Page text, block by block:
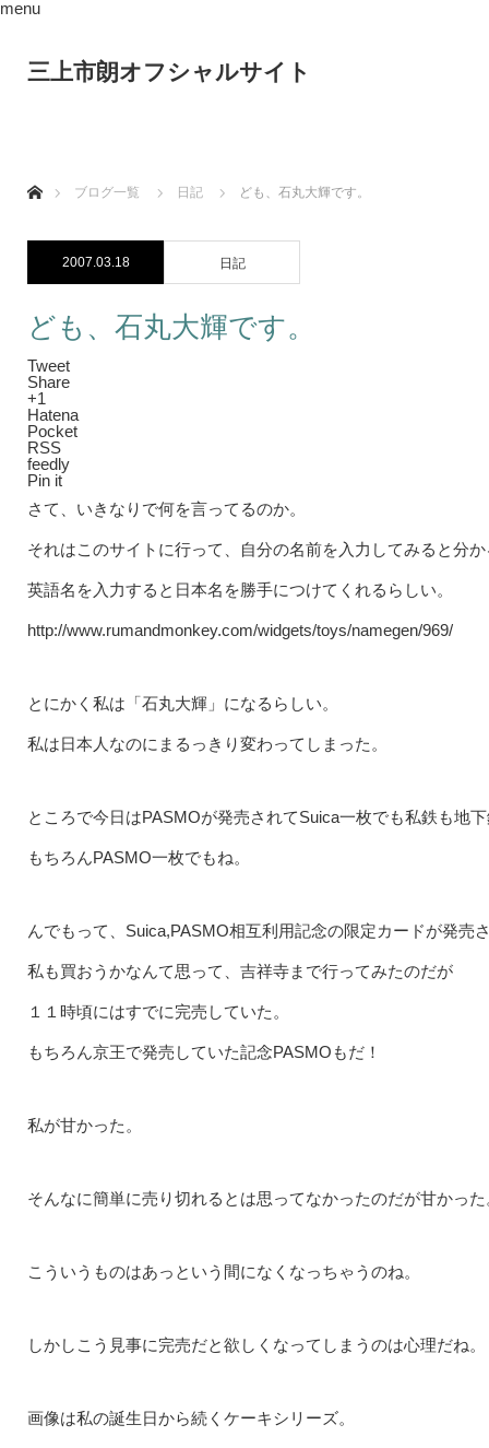
三上市朗オフシャルサイト
menu
ブログ一覧
日記 ども、石丸大輝です。
2007.03.18 日記
ども、石丸大輝です。
Tweet
Share
+1
Hatena
Pocket
RSS
feedly
Pin it
さて、いきなりで何を言ってるのか。
それはこのサイトに行って、自分の名前を入力してみると分
英語名を入力すると日本名を勝手につけてくれるらしい。
http://www.rumandmonkey.com/widgets/toys/namegen/969/
とにかく私は「石丸大輝」になるらしい。
私は日本人なのにまるっきり変わってしまった。
ところで今日はPASMOが発売されてSuica一枚でも私鉄も地
もちろんPASMO一枚でもね。
んでもって、Suica,PASMO相互利用記念の限定カードが発売
私も買おうかなんて思って、吉祥寺まで行ってみたのだが
１１時頃にはすでに完売していた。
もちろん京王で発売していた記念PASMOもだ！
私が甘かった。
そんなに簡単に売り切れるとは思ってなかったのだが甘かった
こういうものはあっという間になくなっちゃうのね。
しかしこう見事に完売だと欲しくなってしまうのは心理だね。
画像は私の誕生日から続くケーキシリーズ。